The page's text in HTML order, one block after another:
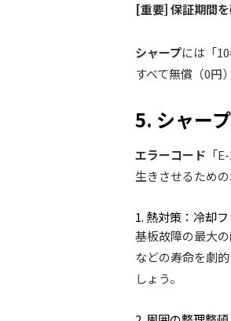
[重要] 保証期間
シャープには「
すべて無償（0円
5. シャー
エラーコード 「
生きさせるための
1. 熱対策：冷却
基板故障の最大
などの寿命を劇
しょう。